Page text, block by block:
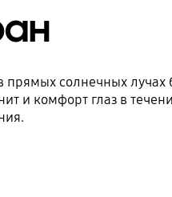
прямых солнечных лучах
и комфорт глаз в